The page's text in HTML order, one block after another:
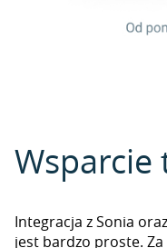
Wsparcie
Integracja z Sonia
jest bardzo proste.